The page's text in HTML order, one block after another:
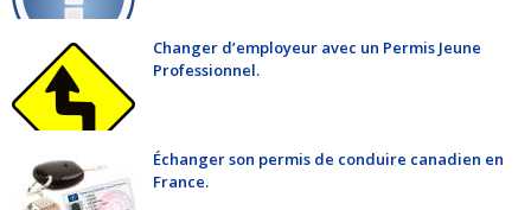
Changer d’employeur avec un Permis Jeune
Professionnel.
Échanger son permis de conduire canadien en
France.